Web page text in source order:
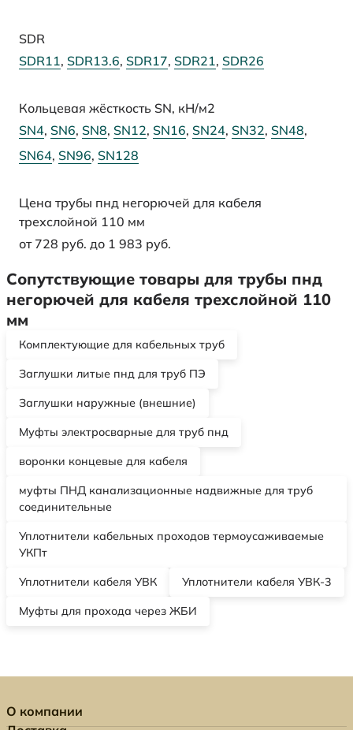
SDR
SDR11, SDR13.6, SDR17, SDR21, SDR26
Кольцевая жёсткость SN, кН/м2
SN4, SN6, SN8, SN12, SN16, SN24, SN32, SN48,
SN64, SN96, SN128
Цена трубы пнд негорючей для кабеля
трехслойной 110 мм
от 728 руб. до 1 983 руб.
Сопутствующие товары для трубы пнд
негорючей для кабеля трехслойной 110
мм
Комплектующие для кабельных труб
Заглушки литые пнд для труб ПЭ
Заглушки наружные (внешние)
Муфты электросварные для труб пнд
воронки концевые для кабеля
муфты ПНД канализационные надвижные для труб
соединительные
Уплотнители кабельных проходов термоусаживаемые
УКПт
Уплотнители кабеля УВК Уплотнители кабеля УВК-3
Муфты для прохода через ЖБИ
О компании